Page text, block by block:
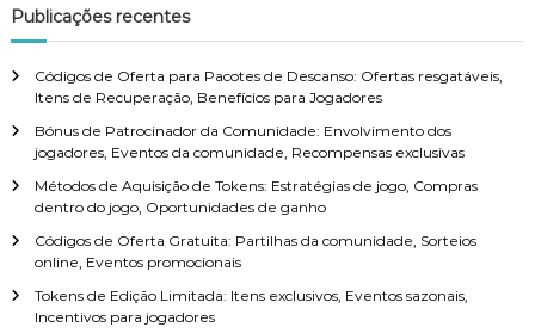
r
c
f
r
Publicações recentes
Códigos de Oferta para Pacotes de Descanso: Ofertas resgatáveis,
Itens de Recuperação, Benefícios para Jogadores
Bónus de Patrocinador da Comunidade: Envolvimento dos
jogadores, Eventos da comunidade, Recompensas exclusivas
Métodos de Aquisição de Tokens: Estratégias de jogo, Compras
dentro do jogo, Oportunidades de ganho
Códigos de Oferta Gratuita: Partilhas da comunidade, Sorteios
online, Eventos promocionais
Tokens de Edição Limitada: Itens exclusivos, Eventos sazonais,
Incentivos para jogadores